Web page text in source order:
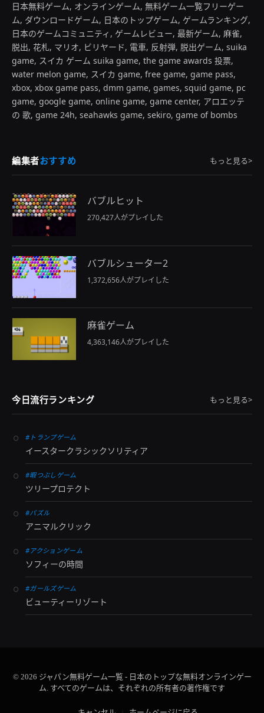
日本無料ゲーム, オンラインゲーム, 無料ゲーム一覧フリーゲー
ム, ダウンロードゲーム, 日本のトップゲーム, ゲームランキング,
日本のゲームコミュニティ, ゲームレビュー, 最新ゲーム, 麻雀,
脱出, 花札, マリオ, ビリヤード, 電車, 反射弾, 脱出ゲーム, suika
game, スイカ ゲーム suika game, the game awards 投票,
water melon game, スイカ game, free game, game pass,
xbox, xbox game pass, dmm game, games, squid game, pc
game, google game, online game, game center, アロエッテ
の 歌, game 24h, seahawks game, sekiro, game of bombs
編集者おすすめ もっと見る>
バブルヒット
270,427人がプレイした
バブルシューター2
1,372,656人がプレイした
麻雀ゲーム
4,363,146人がプレイした
今日流行ランキング もっと見る>
#トランプゲーム
イースタークラシックソリティア
#暇つぶしゲーム
ツリープロテクト
#パズル
アニマルクリック
#アクションゲーム
ソフィーの時間
#ガールズゲーム
ビューティーリゾート
© 2026 ジャパン無料ゲーム一覧 - 日本のトップな無料オンラインゲー
ム. すべてのゲームは、それぞれの所有者の著作権です